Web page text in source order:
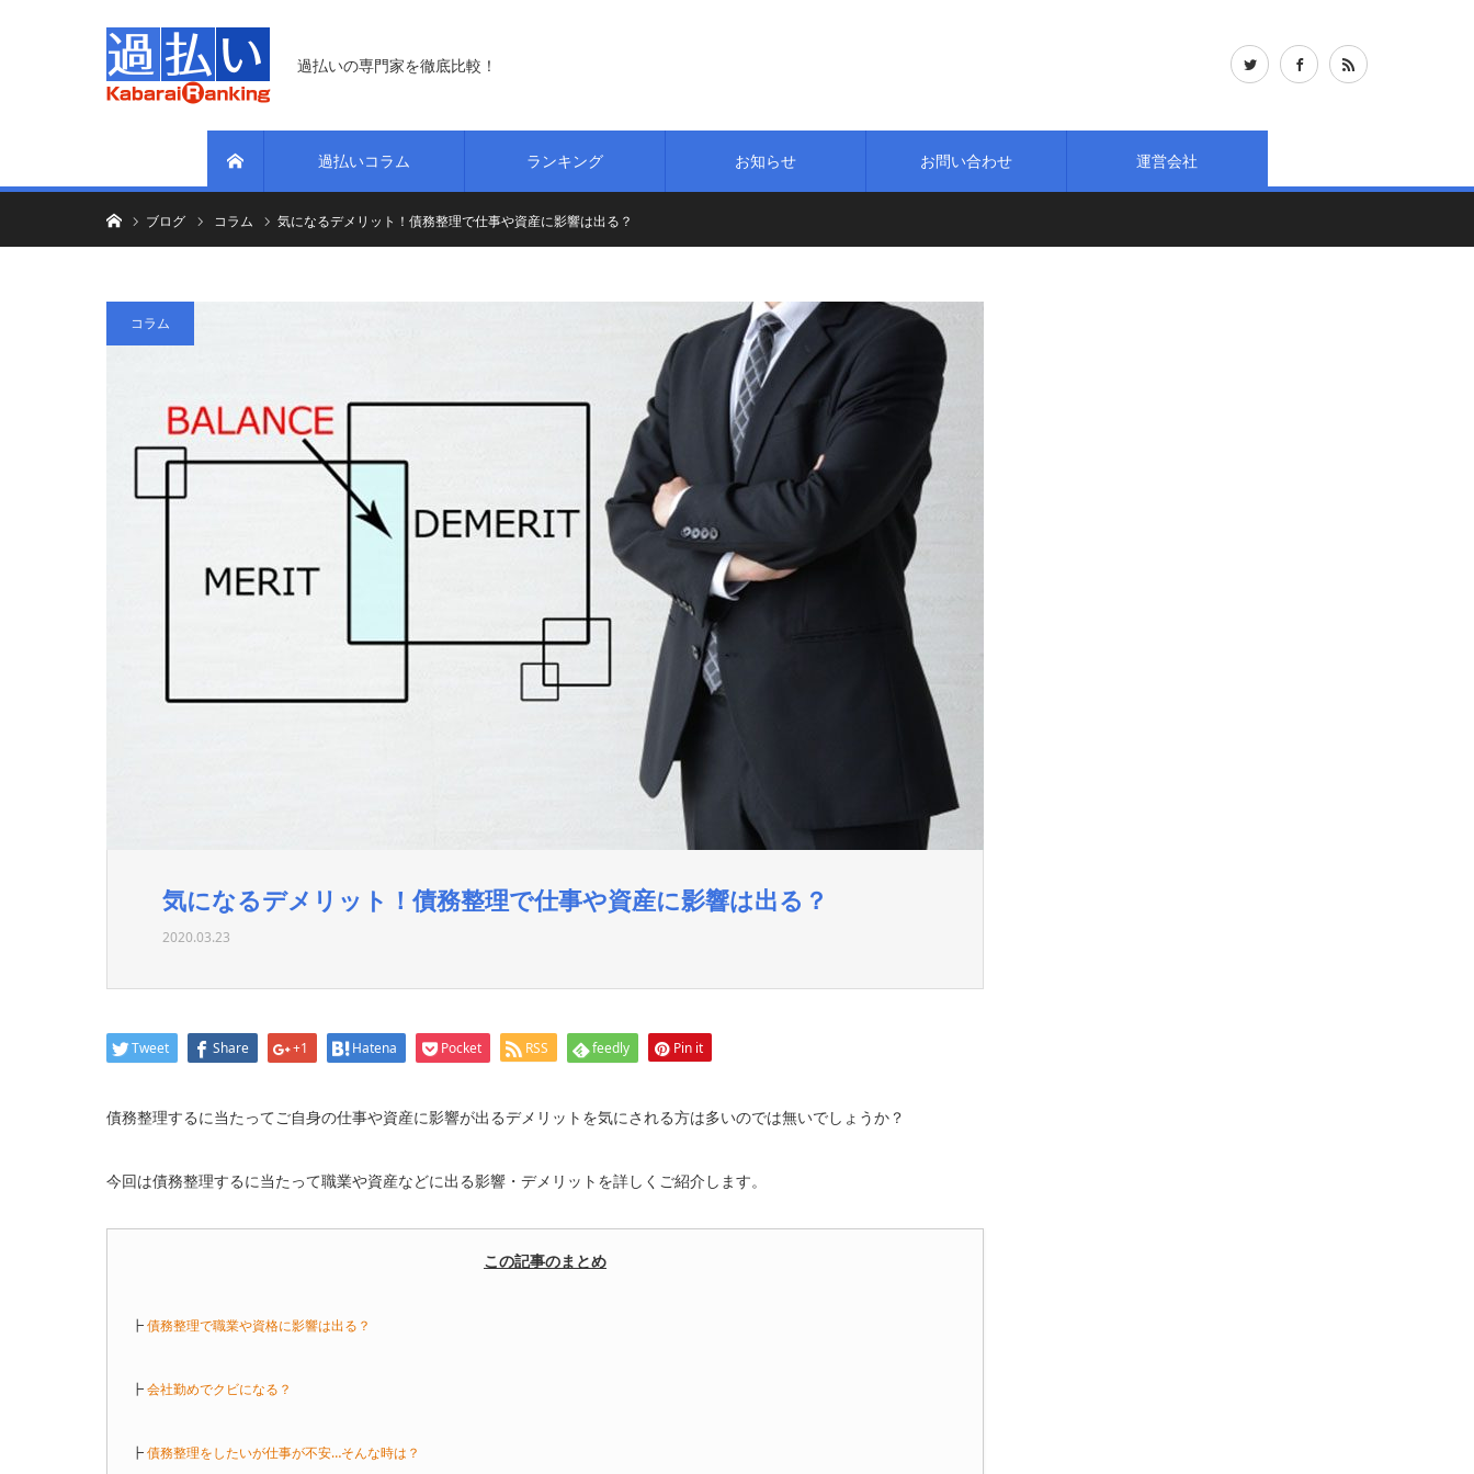
過払いの専門家を徹底比較！
過払いコラム ランキング お知らせ お問い合わせ 運営会社
ホームブログ コラム 気になるデメリット！債務整理で仕事や資産に影響は出る？
コラム
気になるデメリット！債務整理で仕事や資産に影響は出る？
2020.03.23
Tweet Share +1 Hatena Pocket RSS feedly Pin it
債務整理するに当たってご自身の仕事や資産に影響が出るデメリットを気にされる方は多いのでは無いでしょうか？
今回は債務整理するに当たって職業や資産などに出る影響・デメリットを詳しくご紹介します。
この記事のまとめ
┣債務整理で職業や資格に影響は出る？
┣会社勤めでクビになる？
┣債務整理をしたいが仕事が不安…そんな時は？